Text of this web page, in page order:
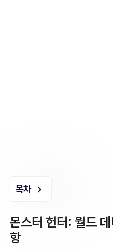
목차
몬스터 헌터: 월드
항